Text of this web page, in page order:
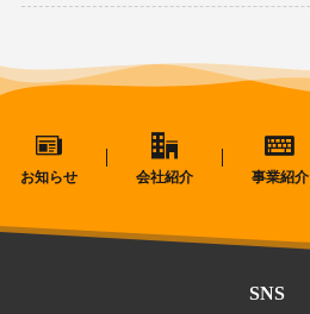
お知らせ 会社紹介 事業紹介
SNS